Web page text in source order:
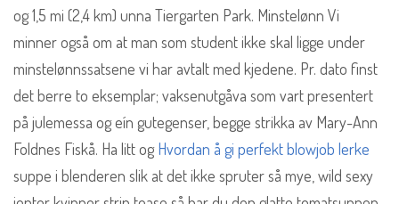
og 1,5 mi (2,4 km) unna Tiergarten Park. Minstelønn Vi
minner også om at man som student ikke skal ligge under
minstelønnssatsene vi har avtalt med kjedene. Pr. dato finst
det berre to eksemplar; vaksenutgåva som vart presentert
på julemessa og eín gutegenser, begge strikka av Mary-Ann
Foldnes Fiskå. Ha litt ogHvordan å gi perfekt blowjob lerke
suppe i blenderen slik at det ikke spruter så mye, wild sexy